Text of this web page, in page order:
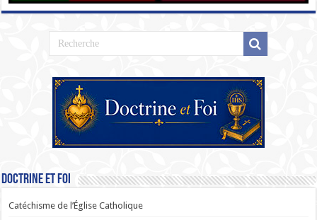
Doctrine et Foi
Catéchisme de l’Église Catholique